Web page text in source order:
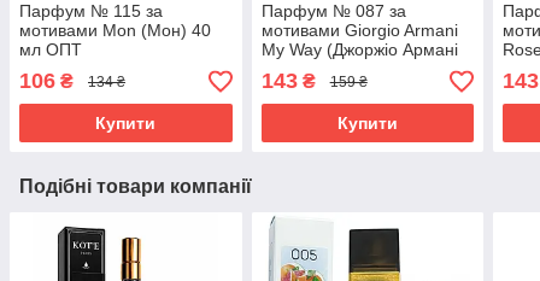
Парфум № 115 за
мотивами Mon (Мон) 40
мл ОПТ
106 ₴ 134 ₴
Купити
Парфум № 087 за
мотивами Giorgio Armani
My Way (Джоржіо Армані
Май Вей) 65 мл
143₴ 159 ₴
Купити
мл
143
Подібні товари компанії